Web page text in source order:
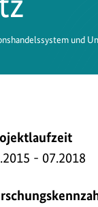
und
- 07.2018